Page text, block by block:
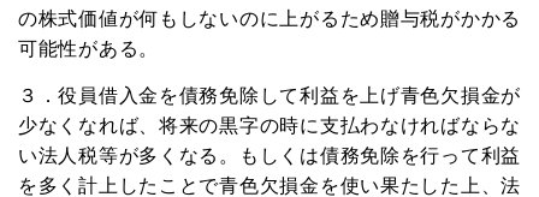
の株式価値が何もしないのに上がるため贈与税がかかる
可能性がある。
３．役員借入金を債務免除して利益を上げ青色欠損金が
少なくなれば、将来の黒字の時に支払わなければならな
い法人税等が多くなる。もしくは債務免除を行って利益
を多く計上したことで青色欠損金を使い果たした上、法